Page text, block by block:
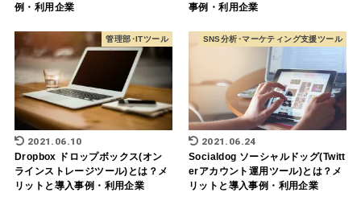
例・利用企業
事例・利用企業
管理部･ITツール
2021.06.10
Dropbox ドロップボックス(オン
ラインストレージツール)とは？メ
リットと導入事例・利用企業
SNS分析･マーケティング支援ツール
2021.06.24
Socialdog ソーシャルドッグ(Twitt
erアカウント運用ツール)とは？メ
リットと導入事例・利用企業